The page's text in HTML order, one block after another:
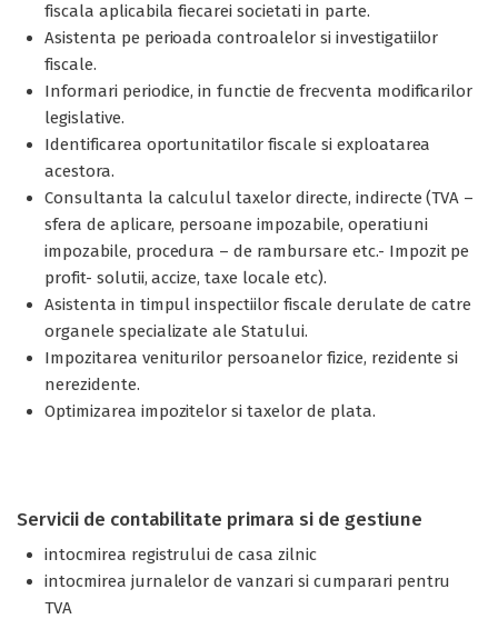
fiscala aplicabila fiecarei societati in parte.
Asistenta pe perioada controalelor si investigatiilor
fiscale.
Informari periodice, in functie de frecventa modificarilor
legislative.
Identificarea oportunitatilor fiscale si exploatarea
acestora.
Consultanta la calculul taxelor directe, indirecte (TVA –
sfera de aplicare, persoane impozabile, operatiuni
impozabile, procedura – de rambursare etc.- Impozit pe
profit- solutii, accize, taxe locale etc).
Asistenta in timpul inspectiilor fiscale derulate de catre
organele specializate ale Statului.
Impozitarea veniturilor persoanelor fizice, rezidente si
nerezidente.
Optimizarea impozitelor si taxelor de plata.
Servicii de contabilitate primara si de gestiune
intocmirea registrului de casa zilnic
intocmirea jurnalelor de vanzari si cumparari pentru
TVA